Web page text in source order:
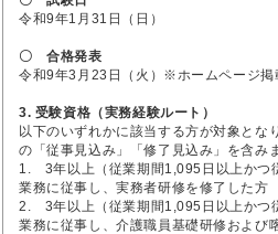
令和9年1月31日（日）
〇 合格発表
令和9年3月23日（火）※ホームページ掲
3. 受験資格（実務経験ルート）
以下のいずれかに該当する方が対象と
の「従事見込み」「修了見込み」を含み
1. 3年以上（従業期間1,095日以上かつ
業務に従事し、実務者研修を修了した方
2. 3年以上（従業期間1,095日以上かつ
業務に従事し、介護職員基礎研修および